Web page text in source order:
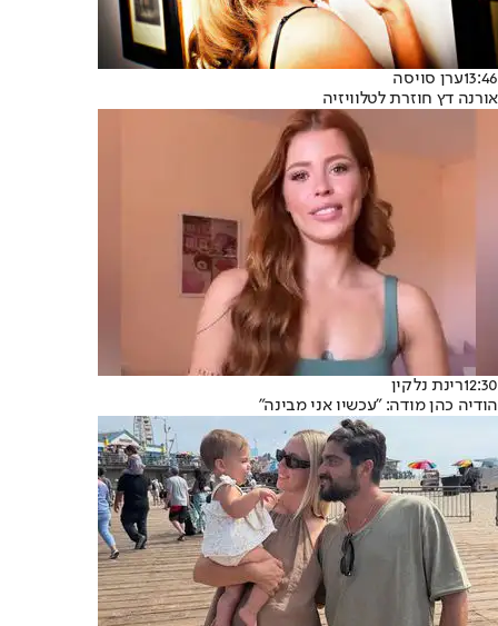
13:46ערן סויסה
אורנה דץ חוזרת לטלוויזיה
12:30רינת נלקין
הודיה כהן מודה: "עכשיו אני מבינה"